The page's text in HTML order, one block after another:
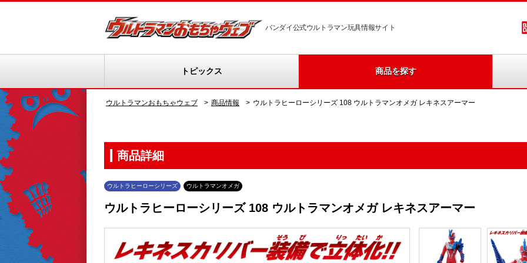
バンダイ公式ウルトラマン玩具情報サイト
トピックス 商品を探す
ウルトラマンおもちゃウェブ 商品情報 ウルトラヒーローシリーズ 108 ウルトラマンオメガ レキネスアーマー
商品詳細
ウルトラヒーローシリーズ ウルトラマンオメガ
ウルトラヒーローシリーズ 108 ウルトラマンオメガ レキネスアーマー